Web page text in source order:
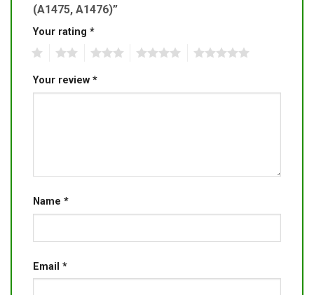
(A1475, A1476)”
Your rating *
Your review *
Name *
Email *